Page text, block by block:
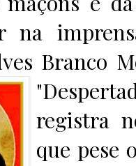
na
Branco
registra
que pese